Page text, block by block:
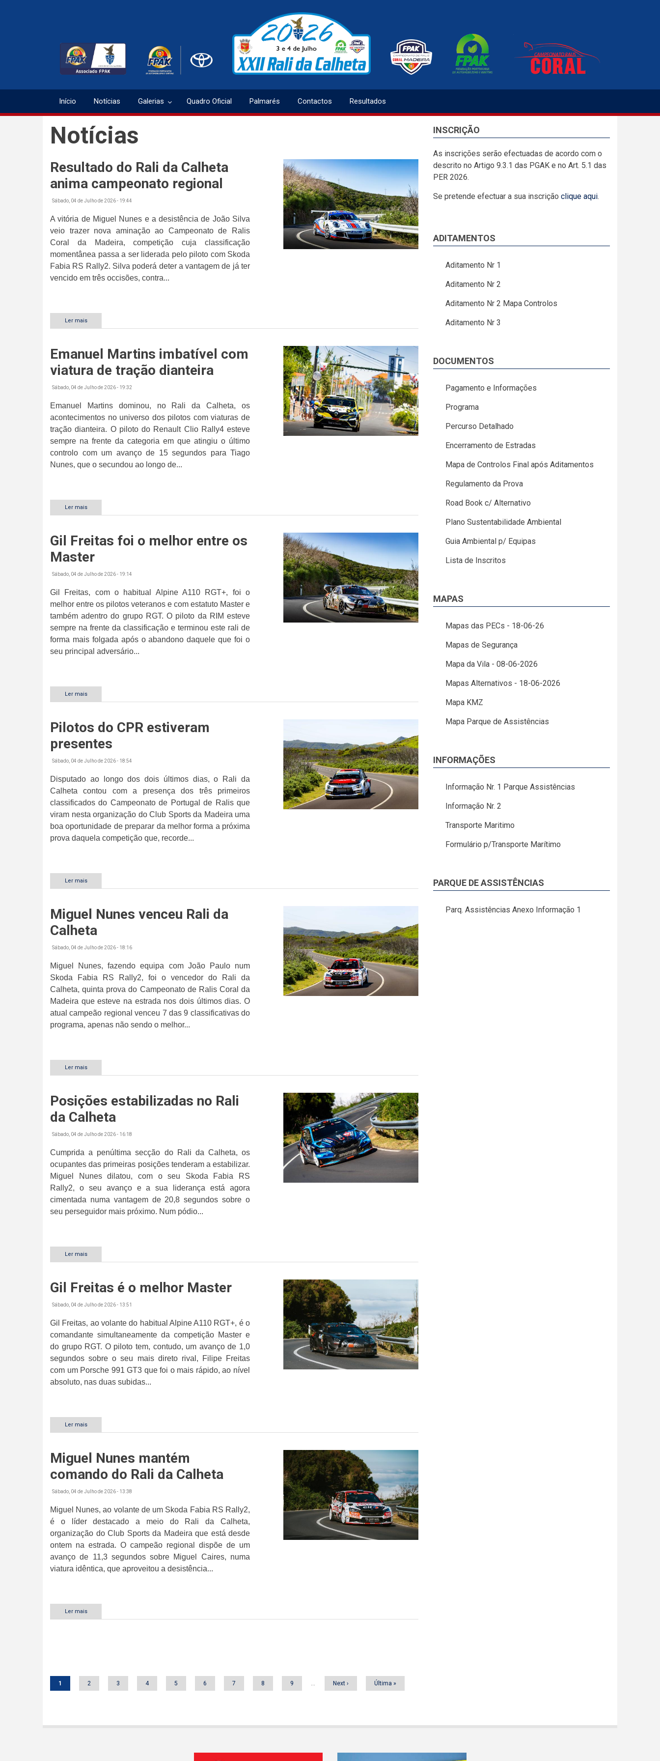
Início Notícias Galerias Quadro Oficial Palmarés Contactos Resultados
Notícias
Resultado do Rali da Calheta
anima campeonato regional
Sábado, 04 de Julho de 2026 - 19:44
A vitória de Miguel Nunes e a desistência de João Silva
veio trazer nova aminação ao Campeonato de Ralis
Coral da Madeira, competição cuja classificação
momentânea passa a ser liderada pelo piloto com Skoda
Fabia RS Rally2. Silva poderá deter a vantagem de já ter
vencido em três occisões, contra...
Ler maissobre
Resultado
da
anima
regional
Emanuel Martins imbatível com
viatura de tração dianteira
Sábado, 04 de Julho de 2026 - 19:32
Emanuel Martins dominou, no Rali da Calheta, os
acontecimentos no universo dos pilotos com viaturas de
tração dianteira. O piloto do Renault Clio Rally4 esteve
sempre na frente da categoria em que atingiu o último
controlo com um avanço de 15 segundos para Tiago
Nunes, que o secundou ao longo de...
Ler maissobre
Emanuel
com
de
dianteira
Gil Freitas foi o melhor entre os
Master
Sábado, 04 de Julho de 2026 - 19:14
Gil Freitas, com o habitual Alpine A110 RGT+, foi o
melhor entre os pilotos veteranos e com estatuto Master e
também adentro do grupo RGT. O piloto da RIM esteve
sempre na frente da classificação e terminou este rali de
forma mais folgada após o abandono daquele que foi o
seu principal adversário...
Ler maissobre
Gil
o
entre
Master
Pilotos do CPR estiveram
presentes
Sábado, 04 de Julho de 2026 - 18:54
Disputado ao longo dos dois últimos dias, o Rali da
Calheta contou com a presença dos três primeiros
classificados do Campeonato de Portugal de Ralis que
viram nesta organização do Club Sports da Madeira uma
boa oportunidade de preparar da melhor forma a próxima
prova daquela competição que, recorde...
Ler maissobre
Pilotos
estiveram
Miguel Nunes venceu Rali da
Calheta
Sábado, 04 de Julho de 2026 - 18:16
Miguel Nunes, fazendo equipa com João Paulo num
Skoda Fabia RS Rally2, foi o vencedor do Rali da
Calheta, quinta prova do Campeonato de Ralis Coral da
Madeira que esteve na estrada nos dois últimos dias. O
atual campeão regional venceu 7 das 9 classificativas do
programa, apenas não sendo o melhor...
Ler maissobre
Miguel
Rali
Calheta
Posições estabilizadas no Rali
da Calheta
Sábado, 04 de Julho de 2026 - 16:18
Cumprida a penúltima secção do Rali da Calheta, os
ocupantes das primeiras posições tenderam a estabilizar.
Miguel Nunes dilatou, com o seu Skoda Fabia RS
Rally2, o seu avanço e a sua liderança está agora
cimentada numa vantagem de 20,8 segundos sobre o
seu perseguidor mais próximo. Num pódio...
Ler maissobre
Posições
Rali
Calheta
Gil Freitas é o melhor Master
Sábado, 04 de Julho de 2026 - 13:51
Gil Freitas, ao volante do habitual Alpine A110 RGT+, é o
comandante simultaneamente da competição Master e
do grupo RGT. O piloto tem, contudo, um avanço de 1,0
segundos sobre o seu mais direto rival, Filipe Freitas
com um Porsche 991 GT3 que foi o mais rápido, ao nível
absoluto, nas duas subidas...
Ler maissobre
Gil
o
Master
Miguel Nunes mantém
comando do Rali da Calheta
Sábado, 04 de Julho de 2026 - 13:38
Miguel Nunes, ao volante de um Skoda Fabia RS Rally2,
é o líder destacado a meio do Rali da Calheta,
organização do Club Sports da Madeira que está desde
ontem na estrada. O campeão regional dispõe de um
avanço de 11,3 segundos sobre Miguel Caires, numa
viatura idêntica, que aproveitou a desistência...
Ler maissobre
Miguel
Calheta
Página
atual
1 Página
2 Página
3 Página
4 Página
5 Página
6 Página
7 Página
8 Página
9 …
Próxima
página
Next ›
Última
página
Última »
INSCRIÇÃO
As inscrições serão efectuadas de acordo com o
descrito no Artigo 9.3.1 das PGAK e no Art. 5.1 das
PER 2026.
Se pretende efectuar a sua inscrição clique aqui.
ADITAMENTOS
Aditamento Nr 1
Aditamento Nr 2
Aditamento Nr 2 Mapa Controlos
Aditamento Nr 3
DOCUMENTOS
Pagamento e Informações
Programa
Percurso Detalhado
Encerramento de Estradas
Mapa de Controlos Final após Aditamentos
Regulamento da Prova
Road Book c/ Alternativo
Plano Sustentabilidade Ambiental
Guia Ambiental p/ Equipas
Lista de Inscritos
MAPAS
Mapas das PECs - 18-06-26
Mapas de Segurança
Mapa da Vila - 08-06-2026
Mapas Alternativos - 18-06-2026
Mapa KMZ
Mapa Parque de Assistências
INFORMAÇÕES
Informação Nr. 1 Parque Assistências
Informação Nr. 2
Transporte Maritimo
Formulário p/Transporte Marítimo
PARQUE DE ASSISTÊNCIAS
Parq. Assistências Anexo Informação 1